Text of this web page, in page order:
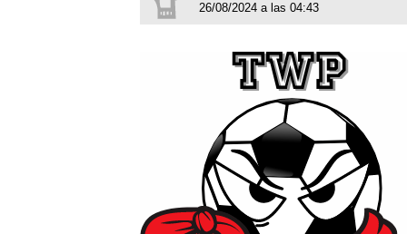
26/08/2024 a las 04:43